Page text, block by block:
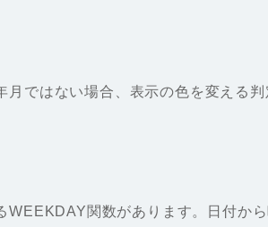
ではない場合、表示の色を変える判
関数があります。日付か